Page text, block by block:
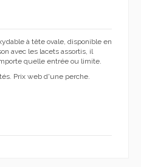
à tête ovale, disponible en
avec les lacets assortis, il
quelle entrée ou limite.
Prix ​​web d'une perche.